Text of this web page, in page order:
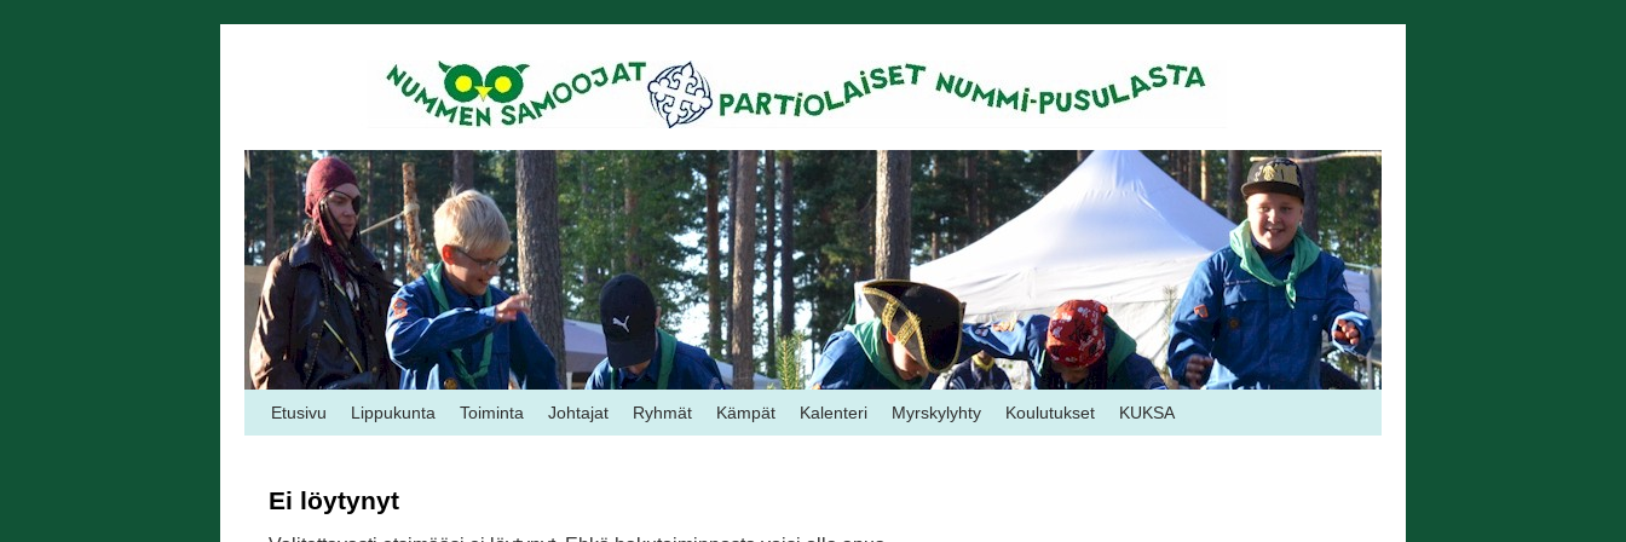
Etusivu Lippukunta Toiminta Johtajat Ryhmät Kämpät Kalenteri Myrskylyhty Koulutukset KUKSA
Ei löytynyt